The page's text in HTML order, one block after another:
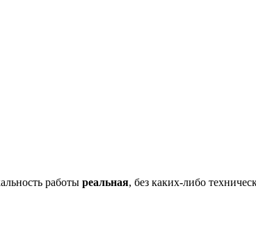
работы реальная, без каких-либо